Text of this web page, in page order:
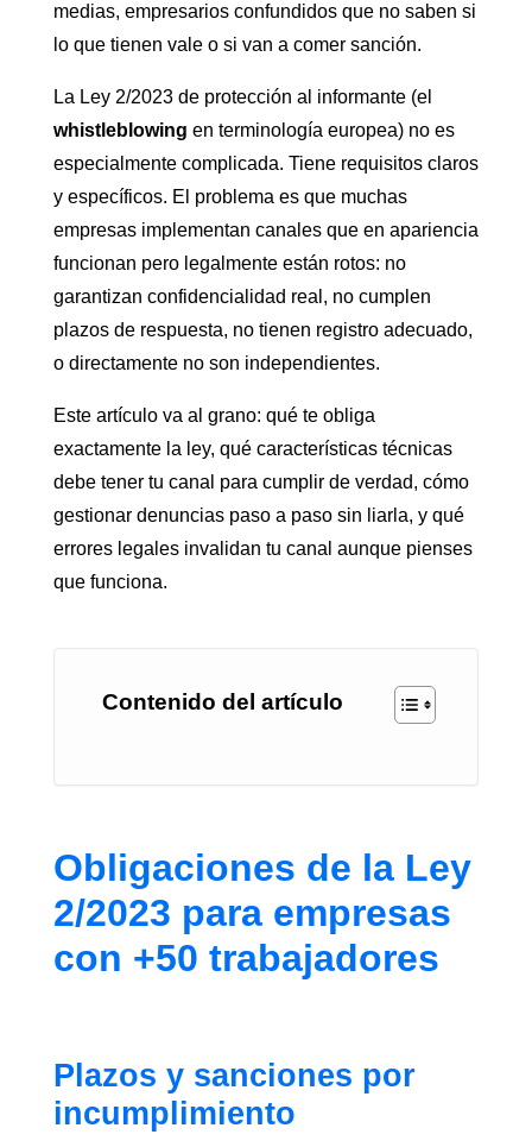
medias, empresarios confundidos que no saben si
lo que tienen vale o si van a comer sanción.
La Ley 2/2023 de protección al informante (el
whistleblowing en terminología europea) no es
especialmente complicada. Tiene requisitos claros
y específicos. El problema es que muchas
empresas implementan canales que en apariencia
funcionan pero legalmente están rotos: no
garantizan confidencialidad real, no cumplen
plazos de respuesta, no tienen registro adecuado,
o directamente no son independientes.
Este artículo va al grano: qué te obliga
exactamente la ley, qué características técnicas
debe tener tu canal para cumplir de verdad, cómo
gestionar denuncias paso a paso sin liarla, y qué
errores legales invalidan tu canal aunque pienses
que funciona.
Contenido del artículo
Obligaciones de la Ley
2/2023 para empresas
con +50 trabajadores
Plazos y sanciones por
incumplimiento